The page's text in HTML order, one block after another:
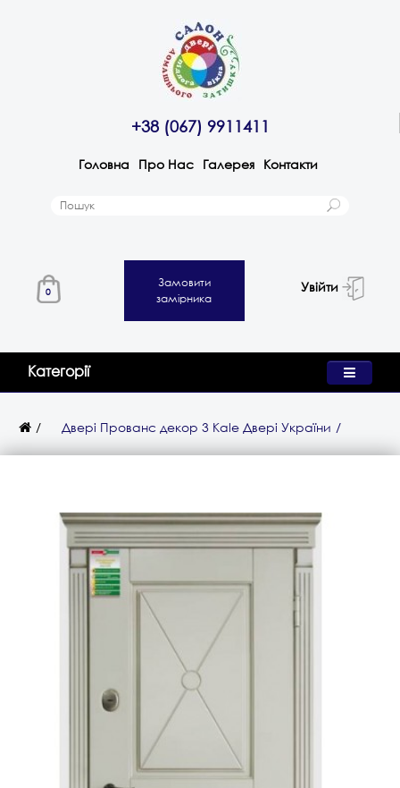
+38 (067) 9911411
Головна Про Нас Галерея Контакти
0
Замовити
замірника
Увійти
Категорії
Двері Прованс декор 3 Kale Двері України